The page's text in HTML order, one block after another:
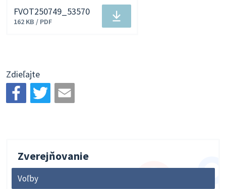
Stiahnuť
FVOT250749_53570
162 KB / PDF
Zdieľajte
Zverejňovanie
Voľby